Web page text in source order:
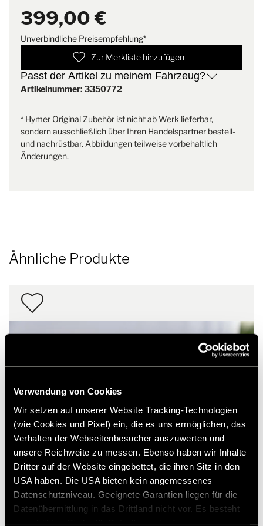
Verwendung von Cookies
Wir setzen auf unserer Website Tracking-Technologien
(wie Cookies und Pixel) ein, die es uns ermöglichen, das
Verhalten der Webseitenbesucher auszuwerten und
unsere Reichweite zu messen. Ebenso haben wir Inhalte
Dritter auf der Website eingebettet, die ihren Sitz in den
USA haben. Die USA bieten kein angemessenes
Datenschutzniveau. Geeignete Garantien liegen für die
Datenübermittlung in das Drittland nicht vor. Es besteht
Erfassungsbereich des Systems liegt bei ca. 1,5 Meter bis ca. 0,3
die HYMER-Baureihen angepasst worden, sodass der Einbau sehr
einfach ist und nahezu Plug & Play von statten geht.
den Einbau sind keinerlei CANBus-Kenntnisse notwendig
- es werden immer 4 Sensoren benötigt). Die Sensoren sind im
Paketnichtenthalten und müssen separat bestellt werden.
Set bestellt werden. Für eine
Systems sind vier Sensoren
(zwei Sets) erforderlich. Die
werden.
Montagehinweis
399,00 €
Unverbindliche Preisempfehlung*
Zur Merkliste hinzufügen
Passt der Artikel zu meinem Fahrzeug?
Artikelnummer: 3350772
* Hymer Original Zubehör ist nicht ab Werk lieferbar,
sondern ausschließlich über Ihren Handelspartner bestell-
und nachrüstbar. Abbildungen teilweise vorbehaltlich
Änderungen.
Ähnliche Produkte
2 Rückfahrsensoren zu Parkpilot (Farbe
weiß)